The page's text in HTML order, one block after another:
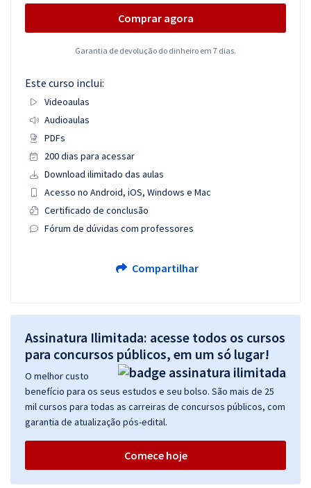
Comprar agora
Garantia de devolução do dinheiro em 7 dias.
Este curso inclui:
Videoaulas
Audioaulas
PDFs
200 dias para acessar
Download ilimitado das aulas
Acesso no Android, iOS, Windows e Mac
Certificado de conclusão
Fórum de dúvidas com professores
Compartilhar
Assinatura Ilimitada: acesse todos os cursos
para concursos públicos, em um só lugar!
O melhor custo
benefício para os seus estudos e seu bolso. São mais de 25
mil cursos para todas as carreiras de concursos públicos, com
garantia de atualização pós-edital.
Comece hoje